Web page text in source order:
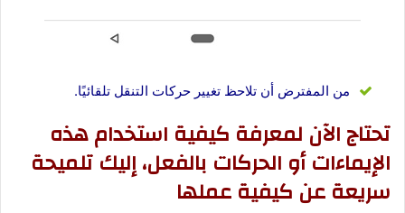
من المفترض أن تلاحظ تغيير حركات التنقل تلقائيًا.
تحتاج الآن لمعرفة كيفية استخدام هذه
الإيماءات أو الحركات بالفعل، إليك تلميحة
سريعة عن كيفية عملها